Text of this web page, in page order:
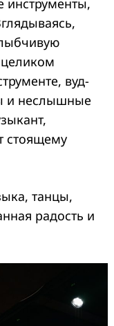
вуд-
и неслышные
стоящему
танцы,
радость и